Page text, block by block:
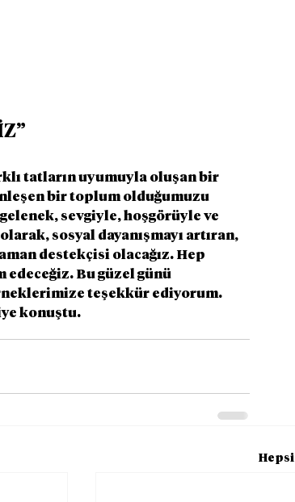
tatların uyumuyla oluşan bir
bir toplum olduğumuzu
sevgiyle, hoşgörüyle ve
sosyal dayanışmayı artıran,
destekçisi olacağız. Hep
edeceğiz. Bu güzel günü
teşekkür ediyorum.
konuştu.